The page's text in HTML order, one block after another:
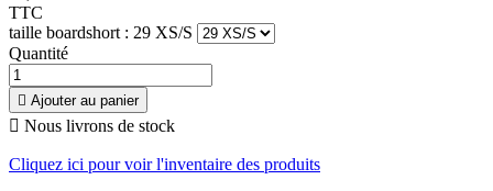
TTC
taille boardshort : 29 XS/S
Quantité
 Ajouter au panier
 Nous livrons de stock
Cliquez ici pour voir l'inventaire des produits